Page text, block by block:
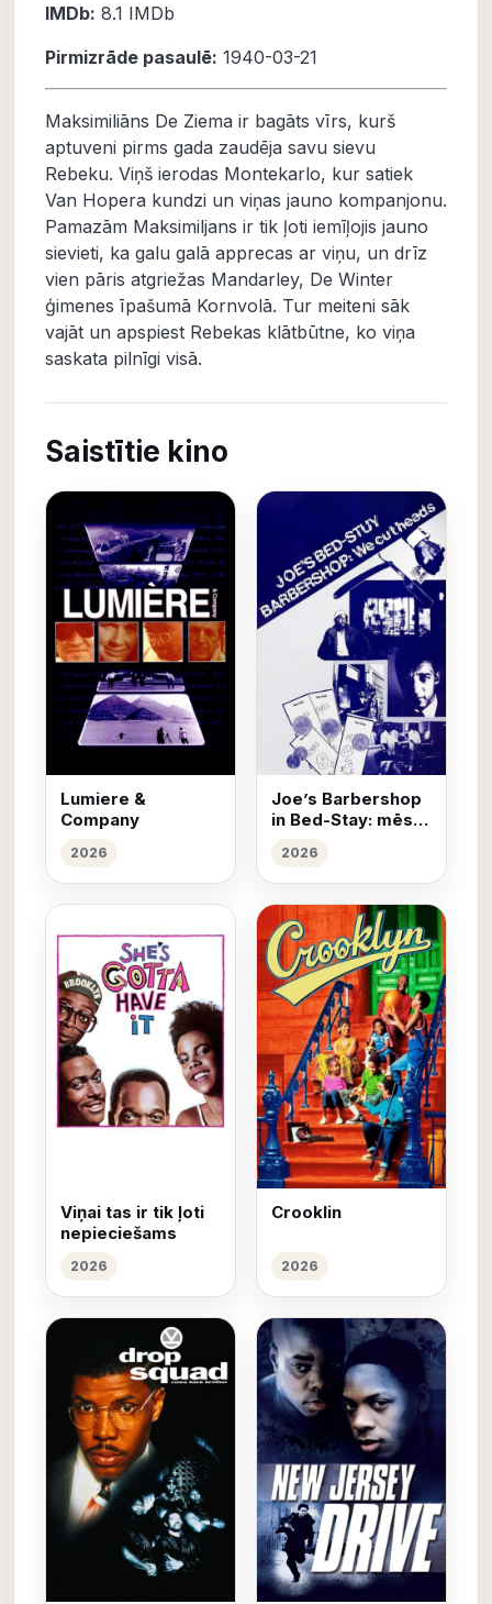
IMDb: 8.1 IMDb
Pirmizrāde pasaulē: 1940-03-21
Maksimiliāns De Ziema ir bagāts vīrs, kurš
aptuveni pirms gada zaudēja savu sievu
Rebeku. Viņš ierodas Montekarlo, kur satiek
Van Hopera kundzi un viņas jauno kompanjonu.
Pamazām Maksimiljans ir tik ļoti iemīļojis jauno
sievieti, ka galu galā apprecas ar viņu, un drīz
vien pāris atgriežas Mandarley, De Winter
ģimenes īpašumā Kornvolā. Tur meiteni sāk
vajāt un apspiest Rebekas klātbūtne, ko viņa
saskata pilnīgi visā.
Saistītie kino
Lumiere &
Company
2026
Joe’s Barbershop
in Bed-Stay: mēs
2026
Viņai tas ir tik ļoti
nepieciešams
2026
Crooklin
2026